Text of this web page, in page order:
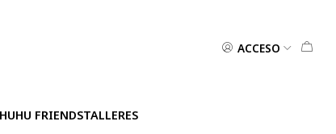
ACCESO
FRIENDSTALLERES